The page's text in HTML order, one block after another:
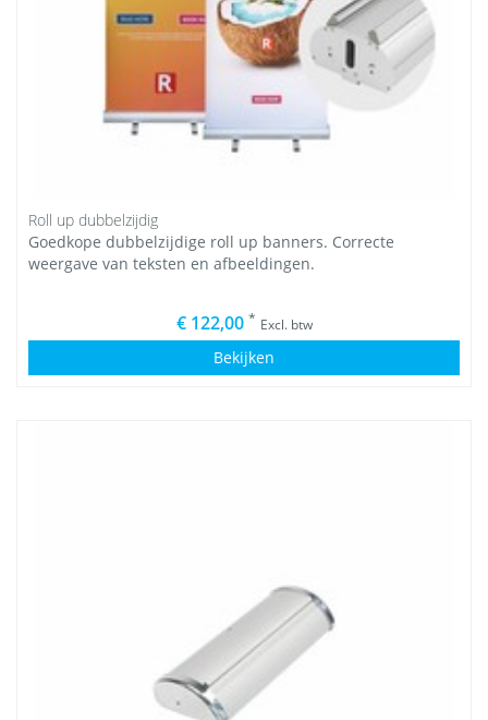
Roll up dubbelzijdig
Goedkope dubbelzijdige roll up banners. Correcte
weergave van teksten en afbeeldingen.
€ 122,00 * Excl. btw
Bekijken